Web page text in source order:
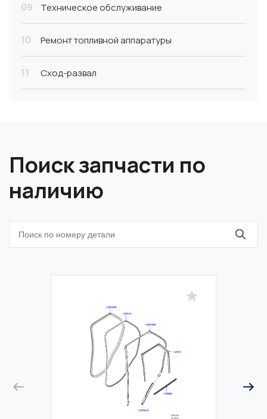
09 Техническое обслуживание
10 Ремонт топливной аппаратуры
11 Сход-развал
Поиск запчасти по
наличию